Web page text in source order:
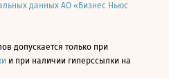
данных АО «Бизнес Ньюс
допускается только при
и при наличии гиперссылки на